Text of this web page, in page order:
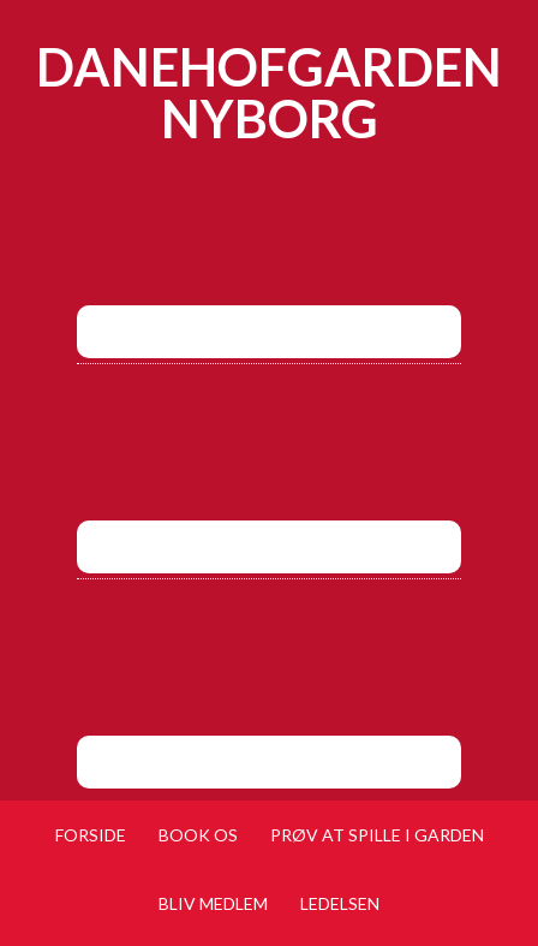
DANEHOFGARDEN
NYBORG
FORSIDE BOOK OS PRØV AT SPILLE I GARDEN
BLIV MEDLEM LEDELSEN